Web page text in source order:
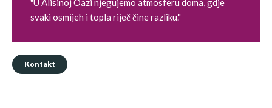
"U Alisinoj Oazi njegujemo atmosferu doma, gdje
svaki osmijeh i topla riječ čine razliku."
Kontakt